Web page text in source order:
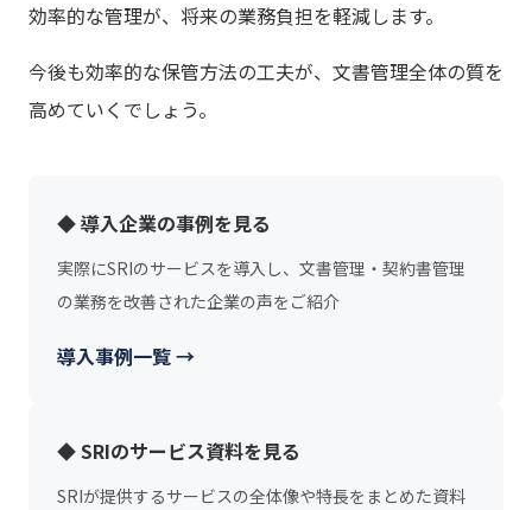
効率的な管理が、将来の業務負担を軽減します。
今後も効率的な保管方法の工夫が、文書管理全体の質を
高めていくでしょう。
◆ 導入企業の事例を見る
実際にSRIのサービスを導入し、文書管理・契約書管理
の業務を改善された企業の声をご紹介
導入事例一覧 →
◆ SRIのサービス資料を見る
SRIが提供するサービスの全体像や特長をまとめた資料